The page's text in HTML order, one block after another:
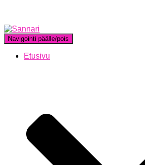
Navigointi päälle/pois
Etusivu